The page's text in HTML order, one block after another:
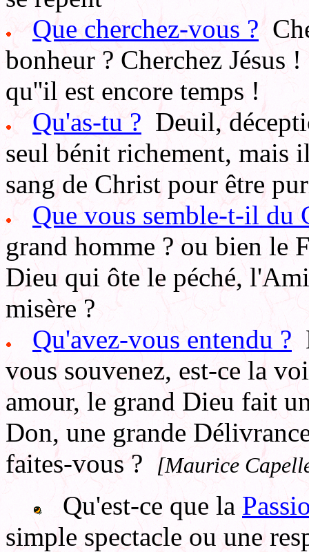
Que cherchez-vous ?
bonheur ? Cherchez Jésus
qu''il est encore temps !
Qu'as-tu ? Deuil,
seul bénit richement, mais
sang de Christ pour être
Que vous semble-t-il du
grand homme ? ou bien le
Dieu qui ôte le péché,
misère ?
Qu'avez-vous entendu ?
vous souvenez, est-ce la
amour, le grand Dieu fait
Don, une grande
faites-vous ?
[Maurice
Qu'est-ce que la
simple spectacle ou une